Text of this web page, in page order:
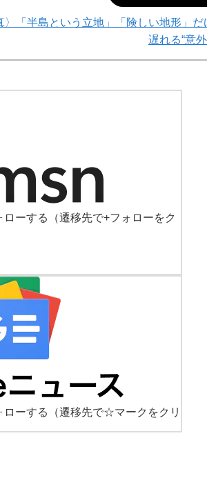
〉「半島という立地」「険しい地形」
遅れる“意
ローする
（遷移先で+フォローをク
ローする
（遷移先で☆マークをクリ